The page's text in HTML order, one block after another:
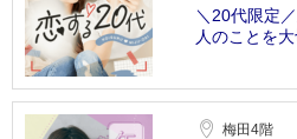
＼20代限定
人のことを
梅田4階